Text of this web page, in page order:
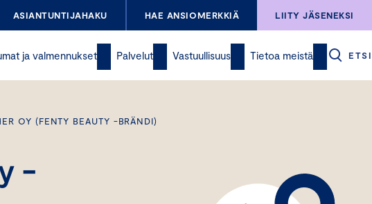
ASIANTUNTIJAHAKU HAE ANSIOMERKKIÄ LIITY JÄSENEKSI
ja valmennukset Palvelut Vastuullisuus Tietoa meistä ETSI
OY (FENTY BEAUTY -BRÄNDI)
-